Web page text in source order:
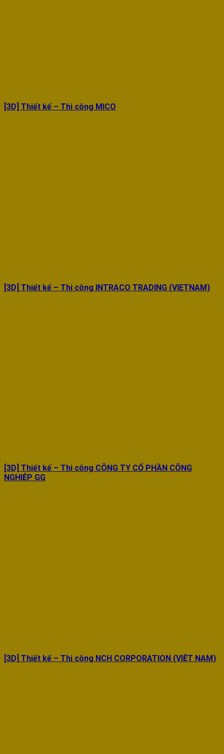
[3D] Thiết kế – Thi công MICO
[3D] Thiết kế – Thi công INTRACO TRADING (VIETNAM)
[3D] Thiết kế – Thi công CÔNG TY CỔ PHẦN CÔNG
NGHIỆP GG
[3D] Thiết kế – Thi công NCH CORPORATION (VIỆT NAM)